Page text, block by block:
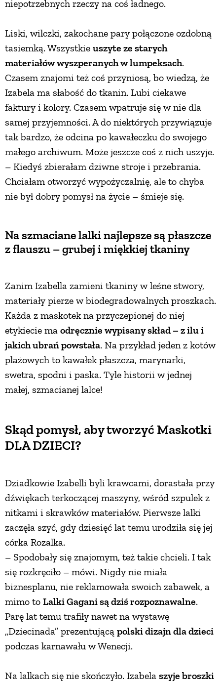
niepotrzebnych rzeczy na coś ładnego.
Liski, wilczki, zakochane pary połączone ozdobną
tasiemką. Wszystkie uszyte ze starych
materiałów wyszperanych w lumpeksach.
Czasem znajomi też coś przyniosą, bo wiedzą, że
Izabela ma słabość do tkanin. Lubi ciekawe
faktury i kolory. Czasem wpatruje się w nie dla
samej przyjemności. A do niektórych przywiązuje
tak bardzo, że odcina po kawałeczku do swojego
małego archiwum. Może jeszcze coś z nich uszyje.
– Kiedyś zbierałam dziwne stroje i przebrania.
Chciałam otworzyć wypożyczalnię, ale to chyba
nie był dobry pomysł na życie – śmieje się.
Na szmaciane lalki najlepsze są płaszcze
z flauszu – grubej i miękkiej tkaniny
Zanim Izabella zamieni tkaniny w leśne stwory,
materiały pierze w biodegradowalnych proszkach.
Każda z maskotek na przyczepionej do niej
etykiecie ma odręcznie wypisany skład – z ilu i
jakich ubrań powstała. Na przykład jeden z kotów
plażowych to kawałek płaszcza, marynarki,
swetra, spodni i paska. Tyle historii w jednej
małej, szmacianej lalce!
Skąd pomysł, aby tworzyć Maskotki
DLA DZIECI?
Dziadkowie Izabelli byli krawcami, dorastała przy
dźwiękach terkoczącej maszyny, wśród szpulek z
nitkami i skrawków materiałów. Pierwsze lalki
zaczęła szyć, gdy dziesięć lat temu urodziła się jej
córka Rozalka.
– Spodobały się znajomym, też takie chcieli. I tak
się rozkręciło – mówi. Nigdy nie miała
biznesplanu, nie reklamowała swoich zabawek, a
mimo to Lalki Gagani są dziś rozpoznawalne.
Parę lat temu trafiły nawet na wystawę
„Dziecinada” prezentującą polski dizajn dla dzieci
podczas karnawału w Wenecji.
Na lalkach się nie skończyło. Izabela szyje broszki